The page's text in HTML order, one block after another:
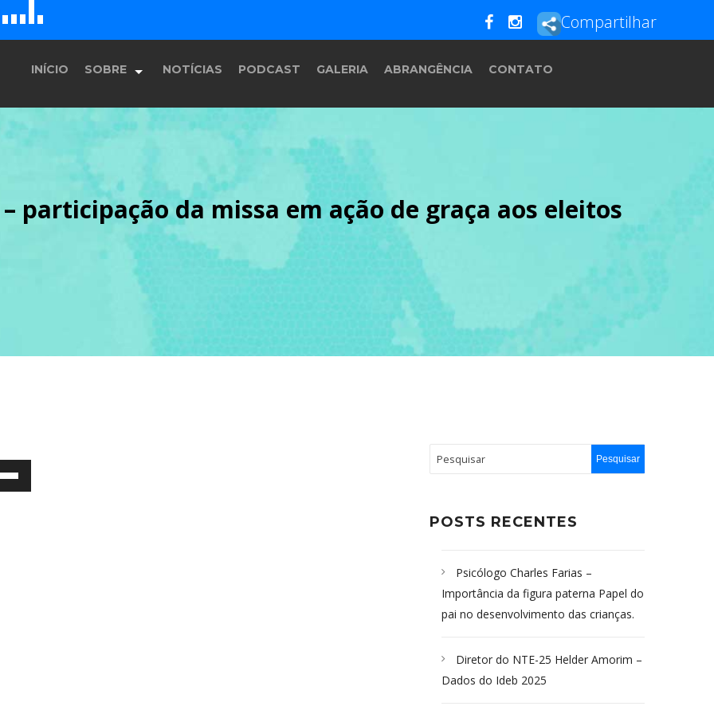
E F G Compartilhar
INÍCIO SOBRE
História
Equipe
Programação
NOTÍCIAS PODCAST GALERIA ABRANGÊNCIA CONTATO
participação da missa em ação de graça aos eleitos
POSTS RECENTES
Psicólogo Charles Farias –
Importância da figura paterna Papel do
pai no desenvolvimento das crianças.
Diretor do NTE-25 Helder Amorim –
Dados do Ideb 2025